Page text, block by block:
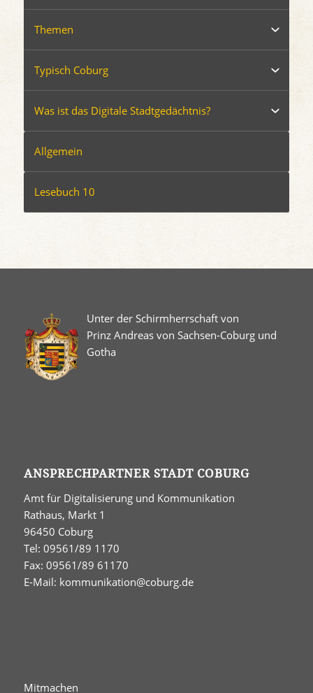
Themen
Typisch Coburg
Was ist das Digitale Stadtgedächtnis?
Allgemein
Lesebuch 10
Unter der Schirmherrschaft von
Prinz Andreas von Sachsen-Coburg und
Gotha
ANSPRECHPARTNER STADT COBURG
Amt für Digitalisierung und Kommunikation
Rathaus, Markt 1
96450 Coburg
Tel: 09561/89 1170
Fax: 09561/89 61170
E-Mail: kommunikation@coburg.de
Mitmachen